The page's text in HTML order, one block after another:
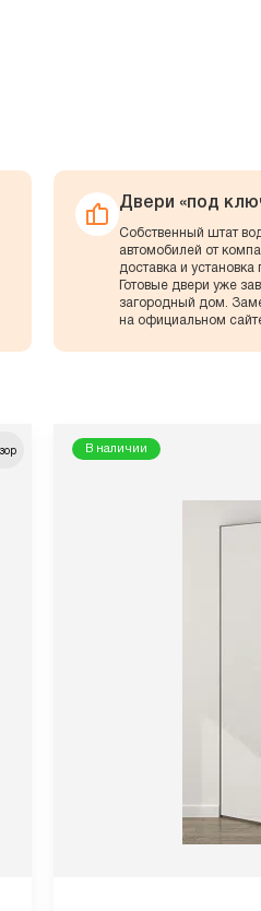
Двери «под
Собственный штат
автомобилей от
доставка и
Готовые двери уже
загородный дом.
на официальном
В наличии